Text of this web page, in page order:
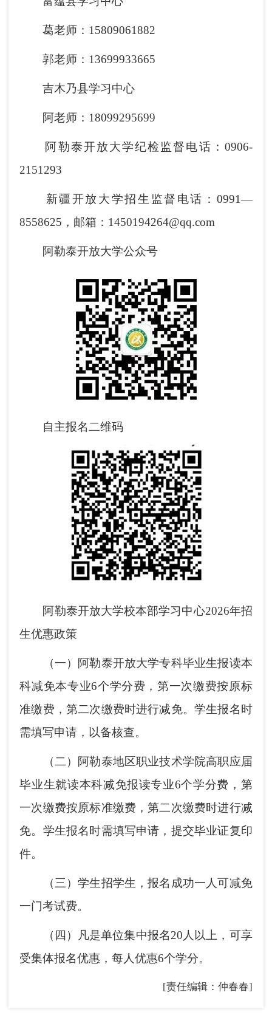
葛老师：15809061882
郭老师：13699933665
吉木乃县学习中心
阿老师：18099295699
阿勒泰开放大学纪检监督电话：0906-
2151293
新疆开放大学招生监督电话：0991—
8558625，邮箱：1450194264@qq.com
阿勒泰开放大学公众号
自主报名二维码
阿勒泰开放大学校本部学习中心2026年招
生优惠政策
（一）阿勒泰开放大学专科毕业生报读本
科减免本专业6个学分费，第一次缴费按原标
准缴费，第二次缴费时进行减免。学生报名时
需填写申请，以备核查。
（二）阿勒泰地区职业技术学院高职应届
毕业生就读本科减免报读专业6个学分费，第
一次缴费按原标准缴费，第二次缴费时进行减
免。学生报名时需填写申请，提交毕业证复印
件。
（三）学生招学生，报名成功一人可减免
一门考试费。
（四）凡是单位集中报名20人以上，可享
受集体报名优惠，每人优惠6个学分。
[责任编辑：仲春春]